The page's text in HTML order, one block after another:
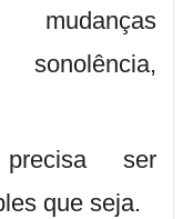
ser
que seja.